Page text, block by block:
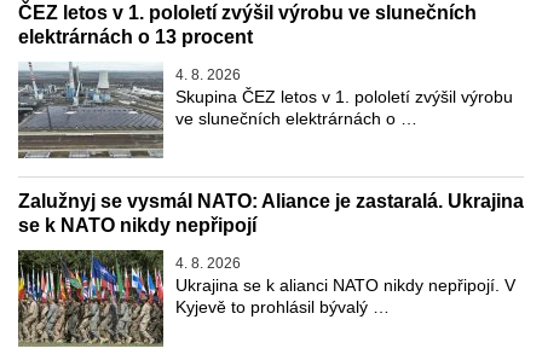
ČEZ letos v 1. pololetí zvýšil výrobu ve slunečních
elektrárnách o 13 procent
4. 8. 2026
Skupina ČEZ letos v 1. pololetí zvýšil výrobu
ve slunečních elektrárnách o …
Zalužnyj se vysmál NATO: Aliance je zastaralá. Ukrajina
se k NATO nikdy nepřipojí
4. 8. 2026
Ukrajina se k alianci NATO nikdy nepřipojí. V
Kyjevě to prohlásil bývalý …